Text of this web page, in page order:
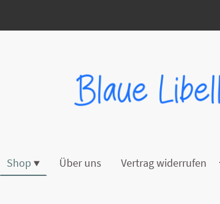
Shop Über uns Vertrag widerrufen